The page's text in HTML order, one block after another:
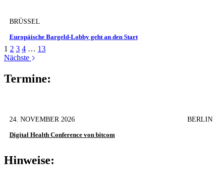
BRÜSSEL
Europäische Bargeld-Lobby geht an den Start
1 2 3 4 … 13
Nächste
Termine:
24. NOVEMBER 2026 BERLIN
Digital Health Conference von bitcom
Hinweise: